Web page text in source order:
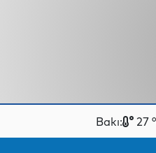
Bakı: 27